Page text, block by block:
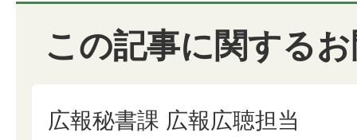
この記事に関する
広報秘書課 広報広聴担当